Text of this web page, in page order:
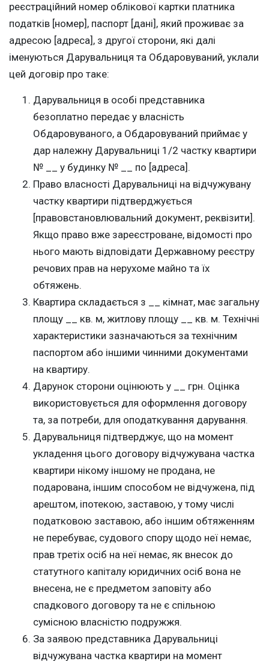
реєстраційний номер облікової картки платника
податків [номер], паспорт [дані], який проживає за
адресою [адреса], з другої сторони, які далі
іменуються Дарувальниця та Обдаровуваний, уклали
цей договір про таке:
Дарувальниця в особі представника
безоплатно передає у власність
Обдаровуваного, а Обдаровуваний приймає у
дар належну Дарувальниці 1/2 частку квартири
№ __ у будинку № __ по [адреса].
Право власності Дарувальниці на відчужувану
частку квартири підтверджується
[правовстановлювальний документ, реквізити].
Якщо право вже зареєстроване, відомості про
нього мають відповідати Державному реєстру
речових прав на нерухоме майно та їх
обтяжень.
Квартира складається з __ кімнат, має загальну
площу __ кв. м, житлову площу __ кв. м. Технічні
характеристики зазначаються за технічним
паспортом або іншими чинними документами
на квартиру.
Дарунок сторони оцінюють у __ грн. Оцінка
використовується для оформлення договору
та, за потреби, для оподаткування дарування.
Дарувальниця підтверджує, що на момент
укладення цього договору відчужувана частка
квартири нікому іншому не продана, не
подарована, іншим способом не відчужена, під
арештом, іпотекою, заставою, у тому числі
податковою заставою, або іншим обтяженням
не перебуває, судового спору щодо неї немає,
прав третіх осіб на неї немає, як внесок до
статутного капіталу юридичних осіб вона не
внесена, не є предметом заповіту або
спадкового договору та не є спільною
сумісною власністю подружжя.
За заявою представника Дарувальниці
відчужувана частка квартири на момент